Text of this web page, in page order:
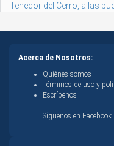
Tenedor del Cerro, a las
Acerca de Nosotros:
Quiénes somos
Términos de uso y
Escríbenos
Síguenos en Facebook